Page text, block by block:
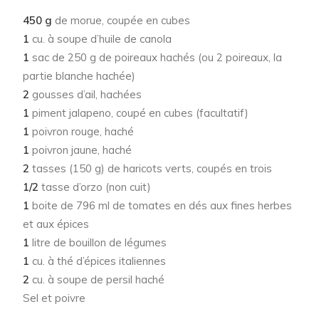
450 g de morue, coupée en cubes
1 cu. à soupe d’huile de canola
1 sac de 250 g de poireaux hachés (ou 2 poireaux, la
partie blanche hachée)
2 gousses d’ail, hachées
1 piment jalapeno, coupé en cubes (facultatif)
1 poivron rouge, haché
1 poivron jaune, haché
2 tasses (150 g) de haricots verts, coupés en trois
1/2 tasse d’orzo (non cuit)
1 boite de 796 ml de tomates en dés aux fines herbes
et aux épices
1 litre de bouillon de légumes
1 cu. à thé d’épices italiennes
2 cu. à soupe de persil haché
Sel et poivre